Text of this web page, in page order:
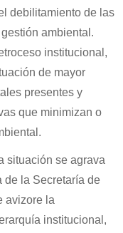
debilitamiento de las
ambiental.
institucional,
de mayor
presentes y
que minimizan o
situación se agrava
de la Secretaría de
avizore la
institucional,